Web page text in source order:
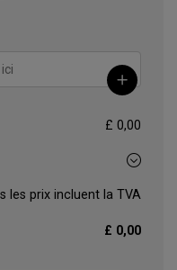
£ 0,00
les prix incluent la TVA
£ 0,00